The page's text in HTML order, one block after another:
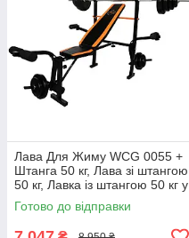
Лава Для Жиму WCG 0055 +
Штанга 50 кг, Лава зі штангою
50 кг, Лавка із штангою 50 кг у
наборі SHOPIK
Готово до відправки